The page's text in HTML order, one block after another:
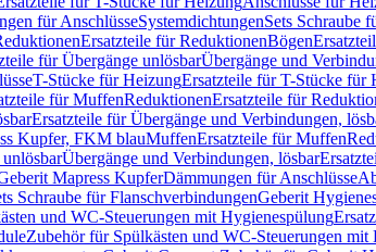
für AnschlüsseSystemdichtungenSets Schraube
Ersatzteile für ReduktionenBögen
für Übergänge unlösbarÜbergänge und
T-Stücke für HeizungErsatzteile für T-Stücke für
für MuffenReduktionenErsatzteile für
Ersatzteile für Übergänge und Verbindungen,
Kupfer, FKM blauMuffenErsatzteile für Muffen
Übergänge und Verbindungen, lösbar
Mapress KupferDämmungen für Anschlüsse
Schraube für FlanschverbindungenGeberit
und WC-Steuerungen mit Hygienespülung
Zubehör für Spülkästen und WC-Steuerungen mit